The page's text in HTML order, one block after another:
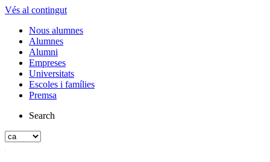
Vés al contingut
Nous alumnes
Alumnes
Alumni
Empreses
Universitats
Escoles i famílies
Premsa
Search